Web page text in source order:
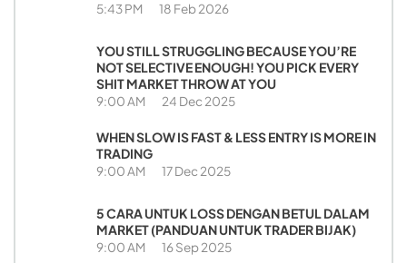
5:43 PM 18 Feb 2026
YOU STILL STRUGGLING BECAUSE YOU’RE
NOT SELECTIVE ENOUGH! YOU PICK EVERY
SHIT MARKET THROW AT YOU
9:00 AM 24 Dec 2025
WHEN SLOW IS FAST & LESS ENTRY IS MORE IN
TRADING
9:00 AM 17 Dec 2025
5 CARA UNTUK LOSS DENGAN BETUL DALAM
MARKET (PANDUAN UNTUK TRADER BIJAK)
9:00 AM 16 Sep 2025